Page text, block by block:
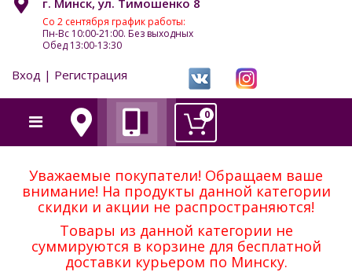
г. Минск, ул. Тимошенко 8
Со 2 сентября график работы:
Пн-Вс 10:00-21:00. Без выходных
Обед 13:00-13:30
Вход | Регистрация
0
Уважаемые покупатели! Обращаем ваше
внимание! На продукты данной категории
скидки и акции не распространяются!
Товары из данной категории не
суммируются в корзине для бесплатной
доставки курьером по Минску.